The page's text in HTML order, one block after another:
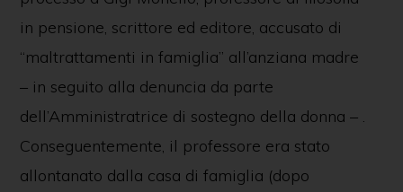
in pensione, scrittore ed editore, accusato di
“maltrattamenti in famiglia” all’anziana madre
– in seguito alla denuncia da parte
dell’Amministratrice di sostegno della donna – .
Conseguentemente, il professore era stato
allontanato dalla casa di famiglia (dopo